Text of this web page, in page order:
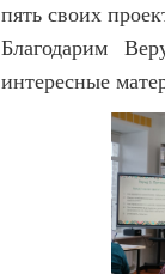
пять своих
Благодарим
интересные